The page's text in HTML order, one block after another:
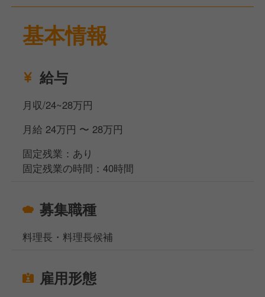
スタートし、徐々にカウンターでの技術を伝授してい
きます。
基本情報
給与
月収/24~28万円
月給 24万円 〜 28万円
固定残業：あり
固定残業の時間：40時間
募集職種
料理長・料理長候補
雇用形態